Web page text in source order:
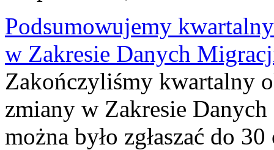
Podsumowujemy
w Zakresie Danych
Zakończyliśmy kwartalny
zmiany w Zakresie
można było zgłaszać do